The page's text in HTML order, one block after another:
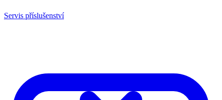
Servis příslušenství